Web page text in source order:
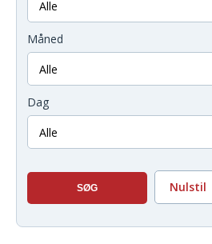
Måned
Dag
Nulstil